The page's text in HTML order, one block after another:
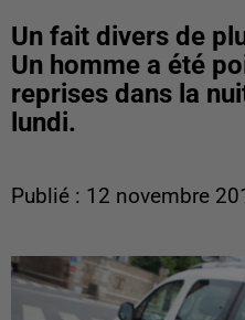
Un fait divers de
Un homme a été
reprises dans la
lundi.
Publié : 12 novembre